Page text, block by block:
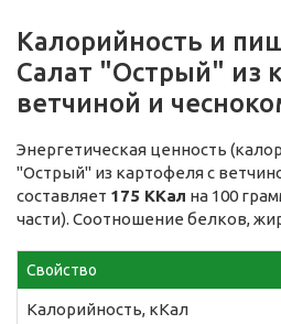
Калорийность и
Салат "Острый" из
ветчиной и
Энергетическая ценность
"Острый" из картофеля с
составляет 175 ККал на 100
части). Соотношение белков,
Свойство
Калорийность, кКал